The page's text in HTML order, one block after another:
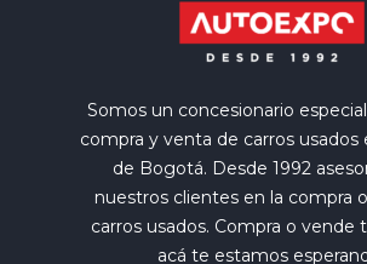
Somos un concesionario
compra y venta de carros usados
de Bogotá. Desde 1992
nuestros clientes en la compra
carros usados. Compra o vende
acá te estamos